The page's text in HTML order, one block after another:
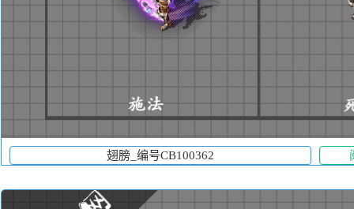
翅膀_编号CB100362